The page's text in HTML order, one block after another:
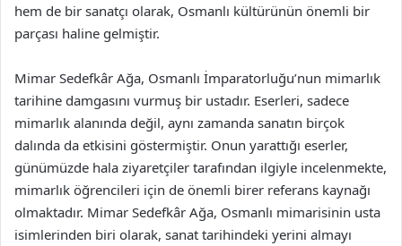
hem de bir sanatçı olarak, Osmanlı kültürünün önemli bir
parçası haline gelmiştir.
Mimar Sedefkâr Ağa, Osmanlı İmparatorluğu’nun mimarlık
tarihine damgasını vurmuş bir ustadır. Eserleri, sadece
mimarlık alanında değil, aynı zamanda sanatın birçok
dalında da etkisini göstermiştir. Onun yarattığı eserler,
günümüzde hala ziyaretçiler tarafından ilgiyle incelenmekte,
mimarlık öğrencileri için de önemli birer referans kaynağı
olmaktadır. Mimar Sedefkâr Ağa, Osmanlı mimarisinin usta
isimlerinden biri olarak, sanat tarihindeki yerini almayı